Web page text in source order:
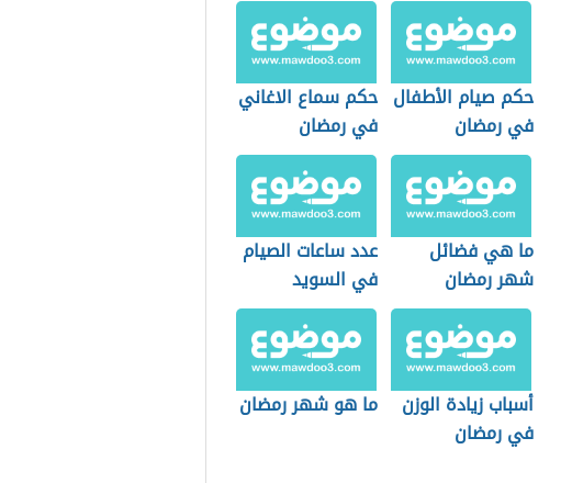
حكم صيام الأطفال
في رمضان
حكم سماع الاغاني
في رمضان
ما هي فضائل
شهر رمضان
عدد ساعات الصيام
في السويد
أسباب زيادة الوزن
في رمضان
ما هو شهر رمضان